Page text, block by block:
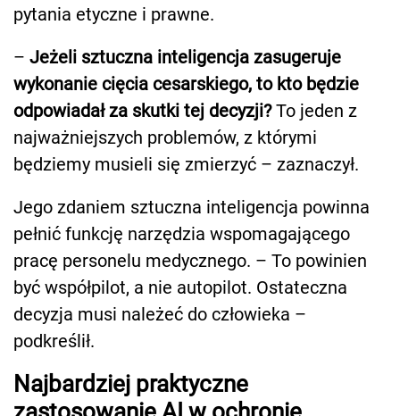
pytania etyczne i prawne.
– Jeżeli sztuczna inteligencja zasugeruje
wykonanie cięcia cesarskiego, to kto będzie
odpowiadał za skutki tej decyzji?To jeden z
najważniejszych problemów, z którymi
będziemy musieli się zmierzyć – zaznaczył.
Jego zdaniem sztuczna inteligencja powinna
pełnić funkcję narzędzia wspomagającego
pracę personelu medycznego. – To powinien
być współpilot, a nie autopilot. Ostateczna
decyzja musi należeć do człowieka –
podkreślił.
Najbardziej praktyczne